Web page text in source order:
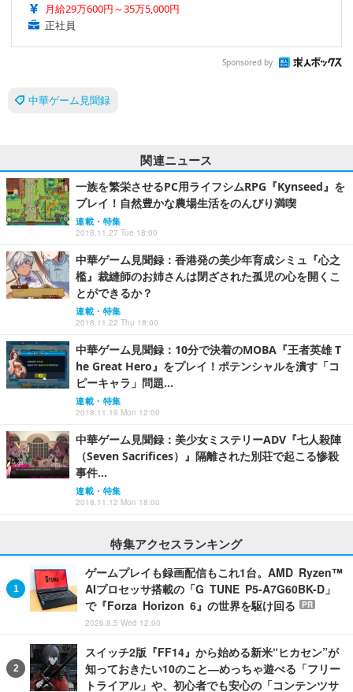
月給29万600円～35万5,000円
正社員
Sponsored by
中華ゲーム見聞録
関連ニュース
一族を繁栄させるPC用ライフシムRPG『Kynseed』を
プレイ！自然豊かな農場生活をのんびり満喫
連載・特集
2018.11.27 Tue 18:00
中華ゲーム見聞録：香港発の美少年育成シミュ『心之
檻』裁縫師のお姉さんは閉ざされた孤児の心を開くこ
とができるか？
連載・特集
2018.11.22 Thu 18:00
中華ゲーム見聞録：10分で決着のMOBA『王者英雄 T
he Great Hero』をプレイ！ポテンシャルを潰す「コ
ピーキャラ」問題…
連載・特集
2018.11.19 Mon 12:00
中華ゲーム見聞録：美少女ミステリーADV『七人殺陣
（Seven Sacrifices）』隔離された別荘で起こる惨殺
事件…
連載・特集
2018.11.12 Mon 18:00
特集アクセスランキング
ゲームプレイも録画配信もこれ1台。AMD Ryzen™
AIプロセッサ搭載の「G TUNE P5-A7G60BK-D」
で『Forza Horizon 6』の世界を駆け回る
PR
2026.8.5 Wed 12:00
スイッチ2版『FF14』から始める新米“ヒカセン”が
知っておきたい10のこと―めっちゃ遊べる「フリー
トライアル」や、初心者でも安心の「コンテンツサ